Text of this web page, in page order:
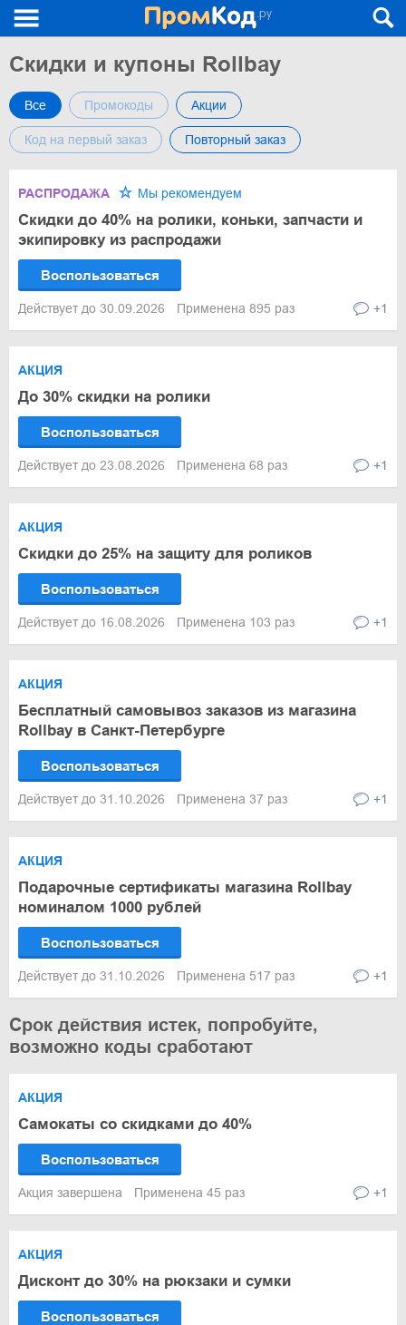
Скидки и купоны Rollbay
Все Промокоды Акции
Код на первый заказ Повторный заказ
РАСПРОДАЖА Мы рекомендуем
Скидки до 40% на ролики, коньки, запчасти и
экипировку из распродажи
Воспользоваться
Действует до 30.09.2026 Применена 895 раз +1
АКЦИЯ
До 30% скидки на ролики
Воспользоваться
Действует до 23.08.2026 Применена 68 раз +1
АКЦИЯ
Скидки до 25% на защиту для роликов
Воспользоваться
Действует до 16.08.2026 Применена 103 раз +1
АКЦИЯ
Бесплатный самовывоз заказов из магазина
Rollbay в Санкт-Петербурге
Воспользоваться
Действует до 31.10.2026 Применена 37 раз +1
АКЦИЯ
Подарочные сертификаты магазина Rollbay
номиналом 1000 рублей
Воспользоваться
Действует до 31.10.2026 Применена 517 раз +1
Срок действия истек, попробуйте,
возможно коды сработают
АКЦИЯ
Самокаты со скидками до 40%
Воспользоваться
Акция завершена Применена 45 раз +1
АКЦИЯ
Дисконт до 30% на рюкзаки и сумки
Воспользоваться